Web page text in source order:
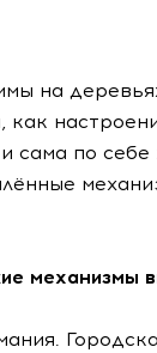
на
сама по
механизмы